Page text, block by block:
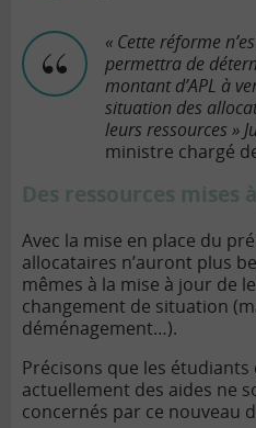
« Cette réforme
permettra de
montant d’APL à
situation des
leurs ressources »
ministre chargé
Des ressources
Avec la mise en place du
allocataires n’auront plus
mêmes à la mise à jour de
changement de situation
déménagement…).
Précisons que les
actuellement des aides ne
concernés par ce nouveau